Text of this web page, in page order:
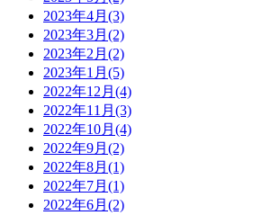
2023年4月(3)
2023年3月(2)
2023年2月(2)
2023年1月(5)
2022年12月(4)
2022年11月(3)
2022年10月(4)
2022年9月(2)
2022年8月(1)
2022年7月(1)
2022年6月(2)